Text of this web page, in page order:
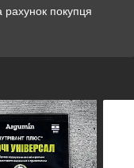
рахунок покупця